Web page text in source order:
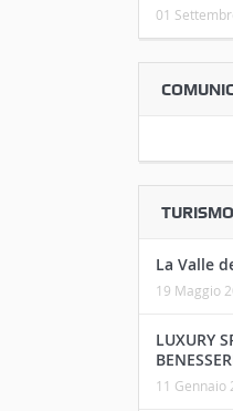
01
La Valle
19 Maggio
LUXURY
11 Gennaio